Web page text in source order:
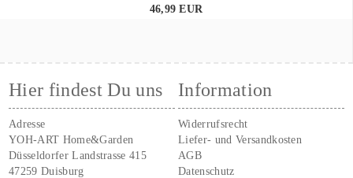
46,99 EUR
Hier findest Du uns
Adresse
YOH-ART Home&Garden
Düsseldorfer Landstrasse 415
47259 Duisburg
Information
Widerrufsrecht
Liefer- und Versandkosten
AGB
Datenschutz